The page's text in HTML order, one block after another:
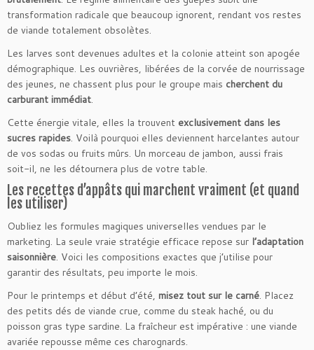
transformation radicale que beaucoup ignorent, rendant vos restes
de viande totalement obsolètes.
Les larves sont devenues adultes et la colonie atteint son apogée
démographique. Les ouvrières, libérées de la corvée de nourrissage
des jeunes, ne chassent plus pour le groupe mais cherchent du
carburant immédiat.
Cette énergie vitale, elles la trouvent exclusivement dans les
sucres rapides. Voilà pourquoi elles deviennent harcelantes autour
de vos sodas ou fruits mûrs. Un morceau de jambon, aussi frais
soit-il, ne les détournera plus de votre table.
Les recettes d’appâts qui marchent vraiment (et quand
les utiliser)
Oubliez les formules magiques universelles vendues par le
marketing. La seule vraie stratégie efficace repose sur l’adaptation
saisonnière. Voici les compositions exactes que j’utilise pour
garantir des résultats, peu importe le mois.
Pour le printemps et début d’été, misez tout sur le carné. Placez
des petits dés de viande crue, comme du steak haché, ou du
poisson gras type sardine. La fraîcheur est impérative : une viande
avariée repousse même ces charognards.